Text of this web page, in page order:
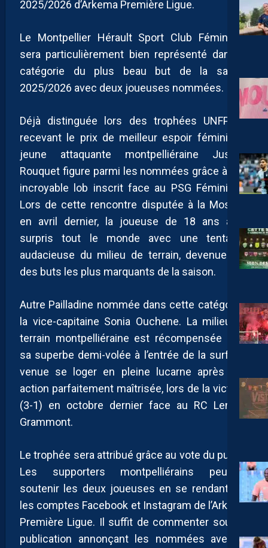
2025/2026 d’Arkema Première Ligue.
Le Montpellier Hérault Sport Club Féminines
sera particulièrement bien représenté dans la
catégorie du plus beau but de la saison
2025/2026 avec deux joueuses nommées.
Déjà distinguée lors des trophées UNFP en
recevant le prix de meilleur espoir féminin, la
jeune attaquante montpelliéraine Justine
Rouquet figure parmi les nommées grâce à son
incroyable lob inscrit face au PSG Féminines.
Lors de cette rencontre disputée à la Mosson
en avril dernier, la joueuse de 18 ans avait
surpris tout le monde avec une tentative
audacieuse du milieu de terrain, devenue l’un
des buts les plus marquants de la saison.
Autre Pailladine nommée dans cette catégorie :
la vice-capitaine Sonia Ouchene. La milieu de
terrain montpelliéraine est récompensée pour
sa superbe demi-volée à l’entrée de la surface,
venue se loger en pleine lucarne après une
action parfaitement maîtrisée, lors de la victoire
(3-1) en octobre dernier face au RC Lens à
Grammont.
Le trophée sera attribué grâce au vote du public.
Les supporters montpelliérains peuvent
soutenir les deux joueuses en se rendant sur
les comptes Facebook et Instagram de l’Arkema
Première Ligue. Il suffit de commenter sous la
publication annonçant les nommées avec le